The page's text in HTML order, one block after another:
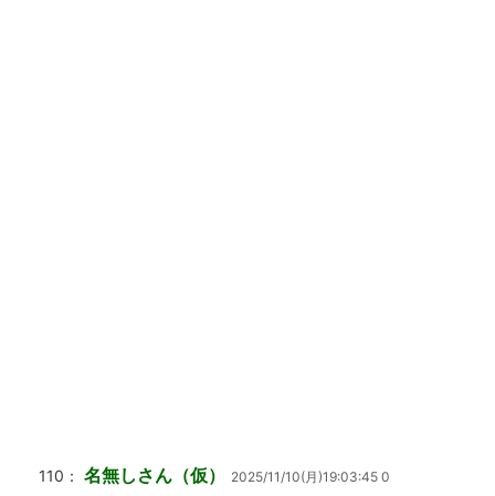
110： 名無しさん（仮） 2025/11/10(月)19:03:45 0